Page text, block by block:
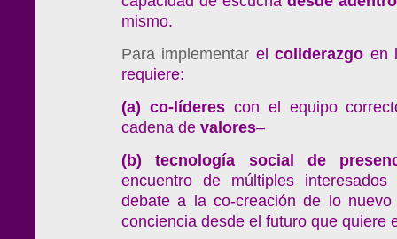
mismo.
Para implementar elcoliderazgo en
requiere:
(a) co-líderescon el equipo
cadena de valores–
(b) tecnología social
de
encuentro de múltiples
debate a la co-creación de lo
conciencia desde el futuro que quiere